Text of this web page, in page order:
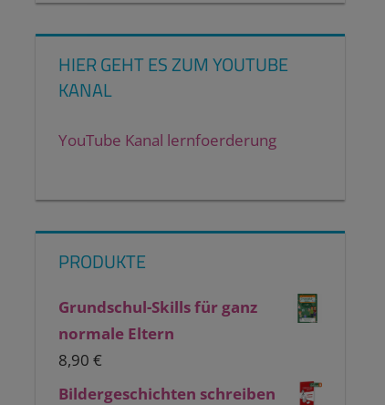
HIER GEHT ES ZUM YOUTUBE
KANAL
YouTube Kanal lernfoerderung
PRODUKTE
Grundschul-Skills für ganz
normale Eltern
8,90€
Bildergeschichten schreiben